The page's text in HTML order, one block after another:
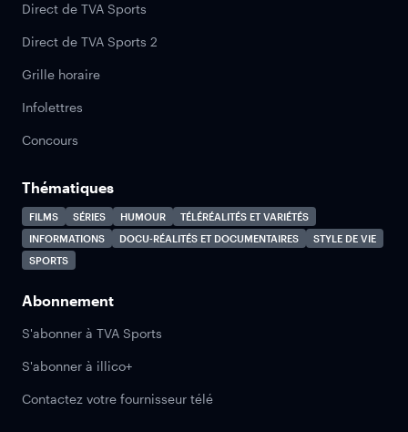
Direct de TVA Sports
Direct de TVA Sports 2
Grille horaire
Infolettres
Concours
Thématiques
FILMS SÉRIES HUMOUR
TÉLÉRÉALITÉS ET VARIÉTÉS
INFORMATIONS
DOCU-RÉALITÉS ET DOCUMENTAIRES
STYLE DE VIE
SPORTS
Abonnement
S'abonner à TVA Sports
S'abonner à illico+
Contactez votre fournisseur télé